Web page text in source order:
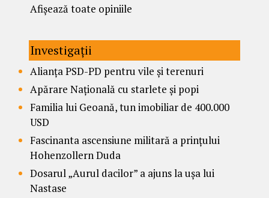
Afișează toate opiniile
Investigații
Alianța PSD-PD pentru vile și terenuri
Apărare Națională cu starlete și popi
Familia lui Geoană, tun imobiliar de 400.000
USD
Fascinanta ascensiune militară a prințului
Hohenzollern Duda
Dosarul „Aurul dacilor” a ajuns la ușa lui
Nastase